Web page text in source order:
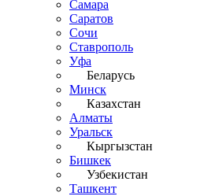
Самара
Саратов
Сочи
Ставрополь
Уфа
Беларусь
Минск
Казахстан
Алматы
Уральск
Кыргызстан
Бишкек
Узбекистан
Ташкент